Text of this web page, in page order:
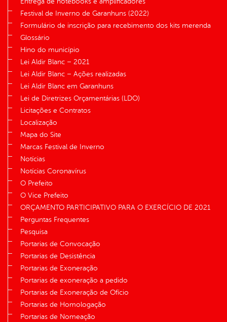
Festival de Inverno de Garanhuns (2022)
Formulário de inscrição para recebimento dos kits merenda
Glossário
Hino do município
Lei Aldir Blanc – 2021
Lei Aldir Blanc – Ações realizadas
Lei Aldir Blanc em Garanhuns
Lei de Diretrizes Orçamentárias (LDO)
Licitações e Contratos
Localização
Mapa do Site
Marcas Festival de Inverno
Notícias
Notícias Coronavírus
O Prefeito
O Vice Prefeito
ORÇAMENTO PARTICIPATIVO PARA O EXERCÍCIO DE 2021
Perguntas Frequentes
Pesquisa
Portarias de Convocação
Portarias de Desistência
Portarias de Exoneração
Portarias de exoneração a pedido
Portarias de Exoneração de Ofício
Portarias de Homologação
Portarias de Nomeação